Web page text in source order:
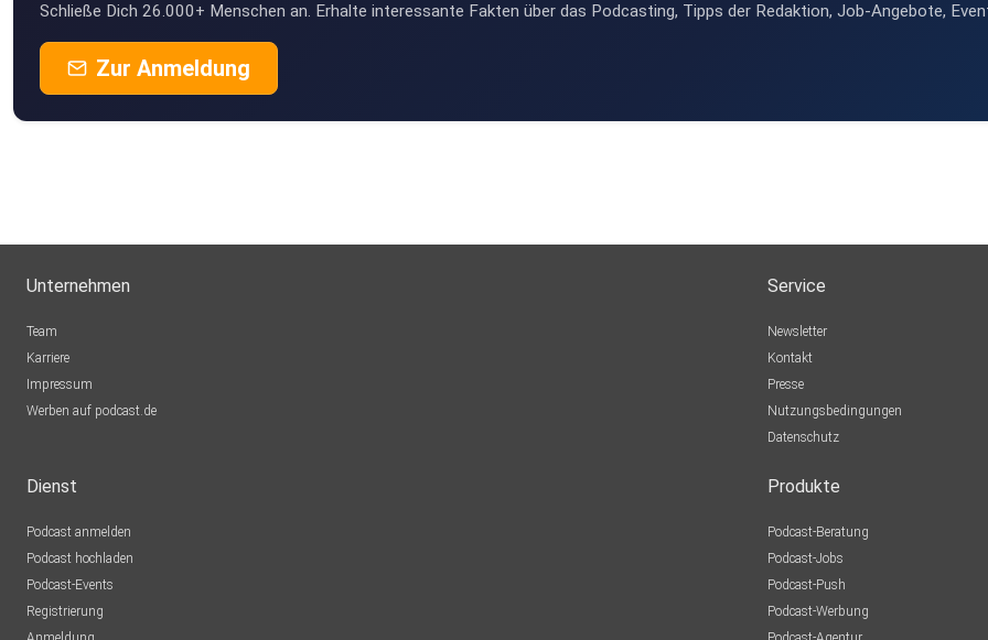
Schließe Dich 26.000+ Menschen an. Erhalte interessante Fakten über das Podcasting, Tipps der Redaktion, Job-Angebote,
Zur Anmeldung
Unternehmen
Team
Karriere
Impressum
Werben auf podcast.de
Service
Newsletter
Kontakt
Presse
Nutzungsbedingungen
Datenschutz
Dienst
Podcast anmelden
Podcast hochladen
Podcast-Events
Registrierung
Produkte
Podcast-Beratung
Podcast-Jobs
Podcast-Push
Podcast-Werbung